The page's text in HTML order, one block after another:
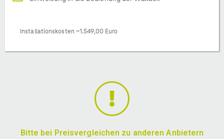
Installationskosten ~1.549,00 Euro
Bitte bei Preisvergleichen zu anderen Anbietern